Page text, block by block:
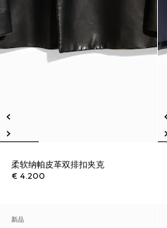
柔软纳帕皮革双排扣夹克
€ 4.200
新品